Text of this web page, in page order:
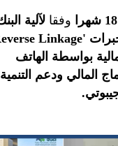
وفقالآلية البنك
'
Reverse Linkage
'
بواسطة الهاتف
المالي ودعم التنمية